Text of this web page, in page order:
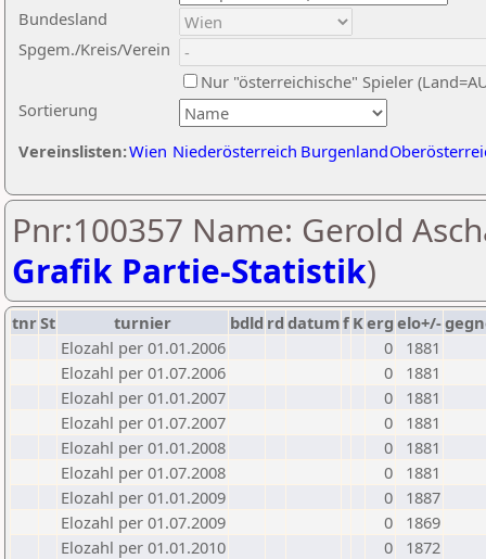
Sortierung
Bundesland
Spgem./Kreis/Verein
Nur "österreichische" Spieler
Vereinslisten:Wien Niederösterreich Burgenland
Pnr:100357 Name: Gerold
Grafik Partie-Statistik)
tnrSt turnier bdld rd datumf Kerg elo+/-
Elozahl per 01.01.2006
0
1881
Elozahl per 01.07.2006
0
1881
Elozahl per 01.01.2007
0
1881
Elozahl per 01.07.2007
0
1881
Elozahl per 01.01.2008
0
1881
Elozahl per 01.07.2008
0
1881
Elozahl per 01.01.2009
0
1887
Elozahl per 01.07.2009
0
1869
Elozahl per 01.01.2010
0
1872